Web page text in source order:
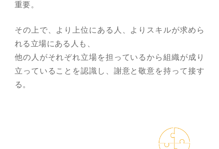
重要。
その上で、より上位にある人、よりスキルが求めら
れる立場にある人も、
他の人がそれぞれ立場を担っているから組織が成り
立っていることを認識し、謝意と敬意を持って接す
る。